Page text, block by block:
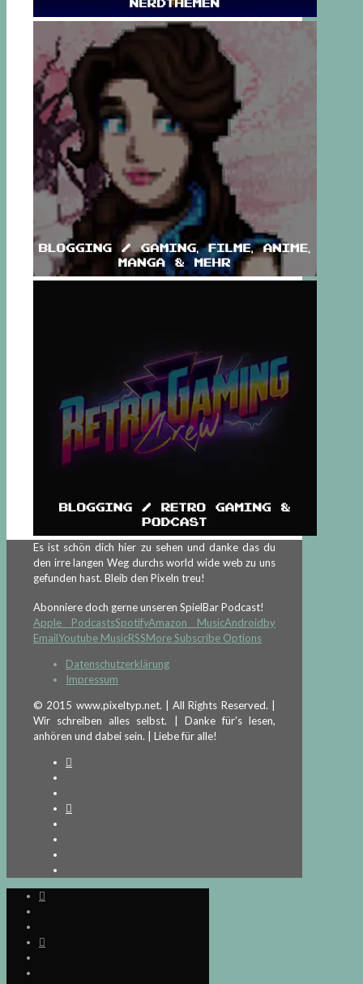
Es ist schön dich hier zu sehen und danke das du
den irre langen Weg durchs world wide web zu uns
gefunden hast. Bleib den Pixeln treu!
Abonniere doch gerne unseren SpielBar Podcast!
Apple PodcastsSpotifyAmazon MusicAndroidby
EmailYoutube MusicRSSMore Subscribe Options
Datenschutzerklärung
Impressum
© 2015 www.pixeltyp.net. | All Rights Reserved. |
Wir schreiben alles selbst. | Danke für's lesen,
anhören und dabei sein. | Liebe für alle!